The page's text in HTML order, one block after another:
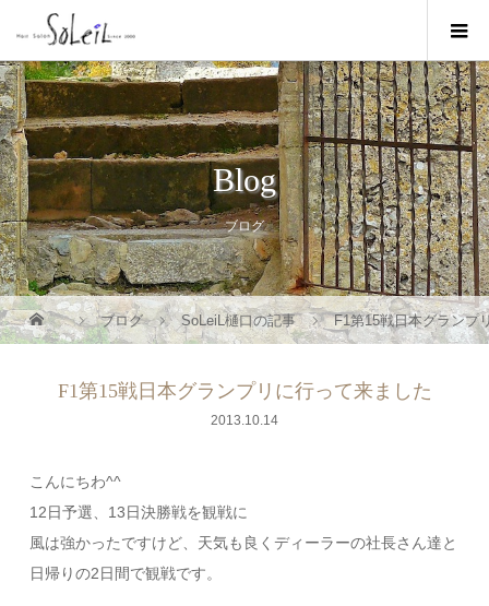
Blog
ブログ
ブログ SoLeiL樋口の記事 F1第15戦日本グランプ
F1第15戦日本グランプリに行って来ました
2013.10.14
こんにちわ^^
12日予選、13日決勝戦を観戦に
風は強かったですけど、天気も良くディーラーの社長さん達と
日帰りの2日間で観戦です。